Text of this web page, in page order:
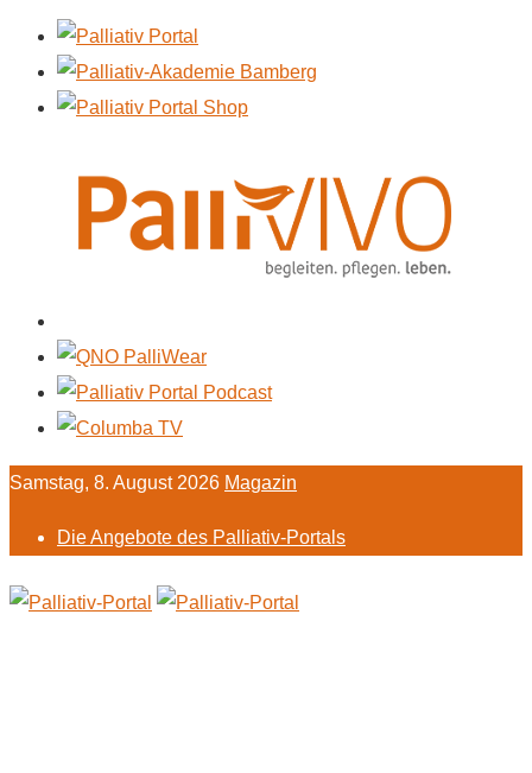
Samstag, 8. August 2026 Magazin
Die Angebote des Palliativ-Portals